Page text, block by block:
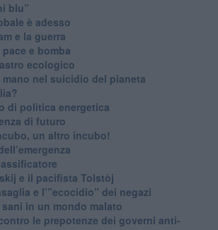
blu”
è adesso
e la guerra
e bomba
ecologico
nel suicidio del pianeta
di politica energetica
di futuro
un altro incubo!
e il pacifista Tolstòj
e l’”ecocidio” dei negazi
in un mondo malato
le prepotenze dei governi anti-